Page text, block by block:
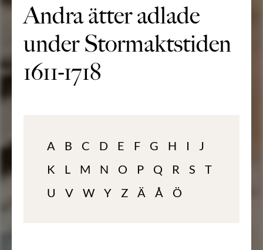
Andra ätter adlade
under Stormaktstiden
1611-1718
A B C D E F G H I
J
K
L M N O P Q R S
T
U
V W Y Z Ä Å Ö